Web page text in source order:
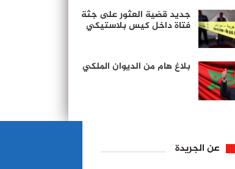
جديد قضية العثور على جثة
فتاة داخل كيس بلاستيكي
بلاغ هام من الديوان الملكي
عن الجريدة